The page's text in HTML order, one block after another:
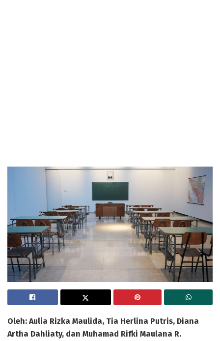
Oleh: Aulia Rizka Maulida, Tia Herlina Putris, Diana
Artha Dahliaty, dan Muhamad Rifki Maulana R.